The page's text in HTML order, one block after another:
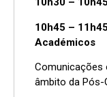
10h45 –
Académicos
Comunicações
âmbito da Pós-